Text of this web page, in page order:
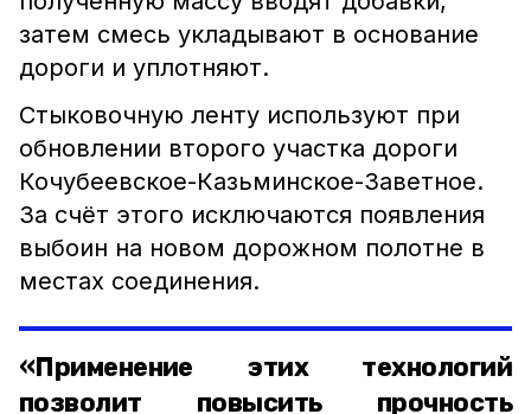
затем смесь укладывают в основание
дороги и уплотняют.
Стыковочную ленту используют при
обновлении второго участка дороги
Кочубеевское-Казьминское-Заветное.
За счёт этого исключаются появления
выбоин на новом дорожном полотне в
местах соединения.
«Применение этих технологий
позволит повысить прочность